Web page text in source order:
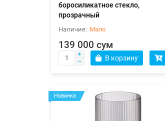
боросиликатное стекло,
прозрачный
Мало
139 000 сум
В корзину
Новинка